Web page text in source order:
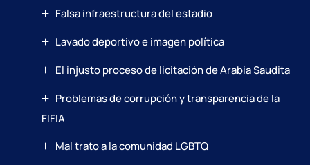
Falsa infraestructura del estadio
Lavado deportivo e imagen política
El injusto proceso de licitación de Arabia Saudita
Problemas de corrupción y transparencia de la
FIFIA
Mal trato a la comunidad LGBTQ